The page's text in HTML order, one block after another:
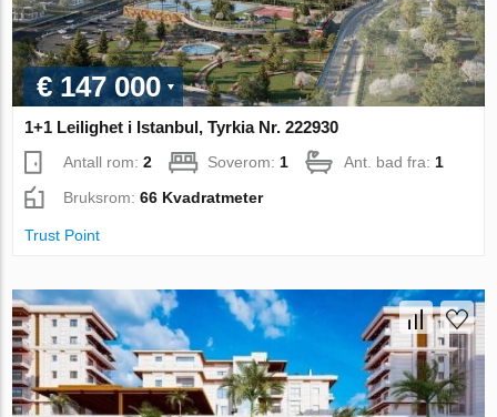
€ 147 000
1+1 Leilighet i Istanbul, Tyrkia Nr. 222930
Antall rom:2 Soverom:1 Ant. bad fra:1
Bruksrom:66 Kvadratmeter
Trust Point